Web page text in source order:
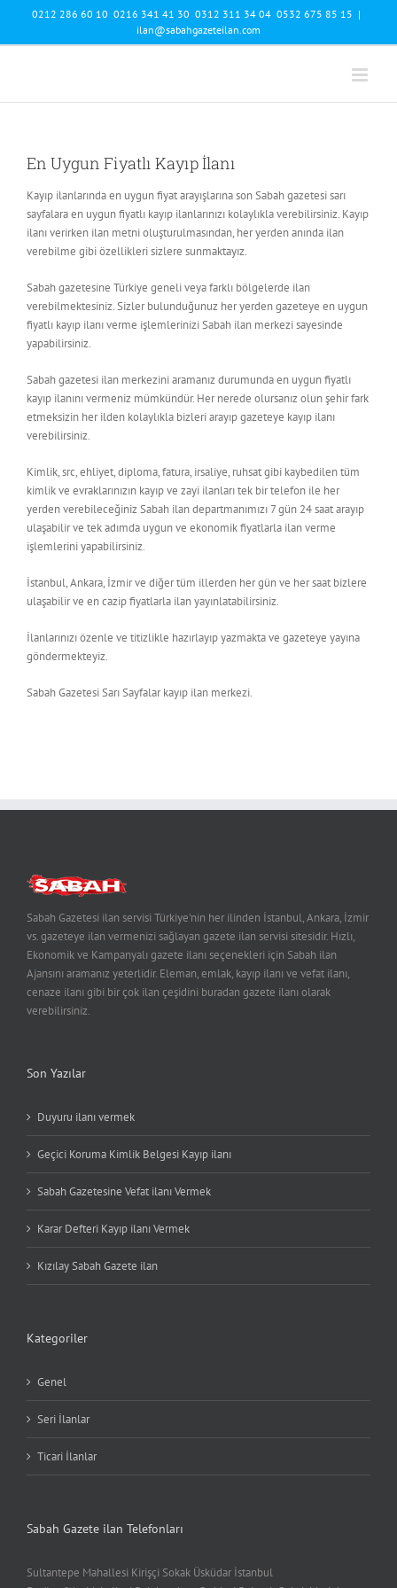
content
0212 286 60 10 0216 341 41 30 0312 311 34 04 0532 675 85 15 |
ilan@sabahgazeteilan.com
En Uygun Fiyatlı Kayıp İlanı
Kayıp ilanlarında en uygun fiyat arayışlarına son Sabah gazetesi sarı
sayfalara en uygun fiyatlı kayıp ilanlarınızı kolaylıkla verebilirsiniz. Kayıp
ilanı verirken ilan metni oluşturulmasından, her yerden anında ilan
verebilme gibi özellikleri sizlere sunmaktayız.
Sabah gazetesine Türkiye geneli veya farklı bölgelerde ilan
verebilmektesiniz. Sizler bulunduğunuz her yerden gazeteye en uygun
fiyatlı kayıp ilanı verme işlemlerinizi Sabah ilan merkezi sayesinde
yapabilirsiniz.
Sabah gazetesi ilan merkezini aramanız durumunda en uygun fiyatlı
kayıp ilanını vermeniz mümkündür. Her nerede olursanız olun şehir fark
etmeksizin her ilden kolaylıkla bizleri arayıp gazeteye kayıp ilanı
verebilirsiniz.
Kimlik, src, ehliyet, diploma, fatura, irsaliye, ruhsat gibi kaybedilen tüm
kimlik ve evraklarınızın kayıp ve zayi ilanları tek bir telefon ile her
yerden verebileceğiniz Sabah ilan departmanımızı 7 gün 24 saat arayıp
ulaşabilir ve tek adımda uygun ve ekonomik fiyatlarla ilan verme
işlemlerini yapabilirsiniz.
İstanbul, Ankara, İzmir ve diğer tüm illerden her gün ve her saat bizlere
ulaşabilir ve en cazip fiyatlarla ilan yayınlatabilirsiniz.
İlanlarınızı özenle ve titizlikle hazırlayıp yazmakta ve gazeteye yayına
göndermekteyiz.
Sabah Gazetesi Sarı Sayfalar kayıp ilan merkezi.
Sabah Gazetesi ilan servisi Türkiye'nin her ilinden İstanbul, Ankara, İzmir
vs. gazeteye ilan vermenizi sağlayan gazete ilan servisi sitesidir. Hızlı,
Ekonomik ve Kampanyalı gazete ilanı seçenekleri için Sabah ilan
Ajansını aramanız yeterlidir. Eleman, emlak, kayıp ilanı ve vefat ilanı,
cenaze ilanı gibi bir çok ilan çeşidini buradan gazete ilanı olarak
verebilirsiniz.
Son Yazılar
Duyuru ilanı vermek
Geçici Koruma Kimlik Belgesi Kayıp ilanı
Sabah Gazetesine Vefat ilanı Vermek
Karar Defteri Kayıp ilanı Vermek
Kızılay Sabah Gazete ilan
Kategoriler
Genel
Seri İlanlar
Ticari İlanlar
Sabah Gazete ilan Telefonları
Sultantepe Mahallesi Kirişçi Sokak Üsküdar İstanbul